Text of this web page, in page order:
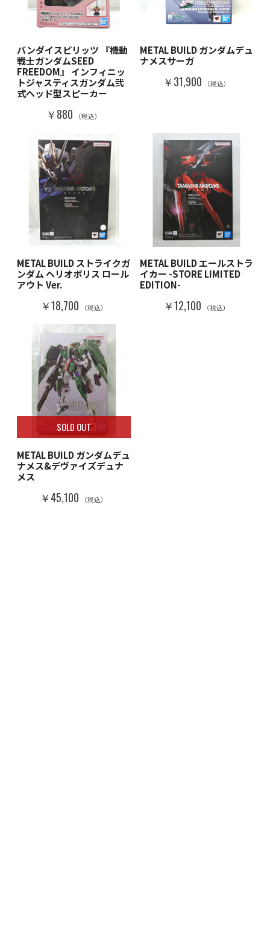
バンダイスピリッツ 『機動
戦士ガンダムSEED
FREEDOM』 インフィニッ
トジャスティスガンダム弐
式ヘッド型スピーカー
￥880 （税込）
METAL BUILD ガンダムデュ
ナメスサーガ
￥31,900 （税込）
METAL BUILD ストライクガ
ンダム ヘリオポリス ロール
アウト Ver.
￥18,700 （税込）
METAL BUILD エールストラ
イカー -STORE LIMITED
EDITION-
￥12,100 （税込）
SOLD OUT
METAL BUILD ガンダムデュ
ナメス&デヴァイズデュナ
メス
￥45,100 （税込）